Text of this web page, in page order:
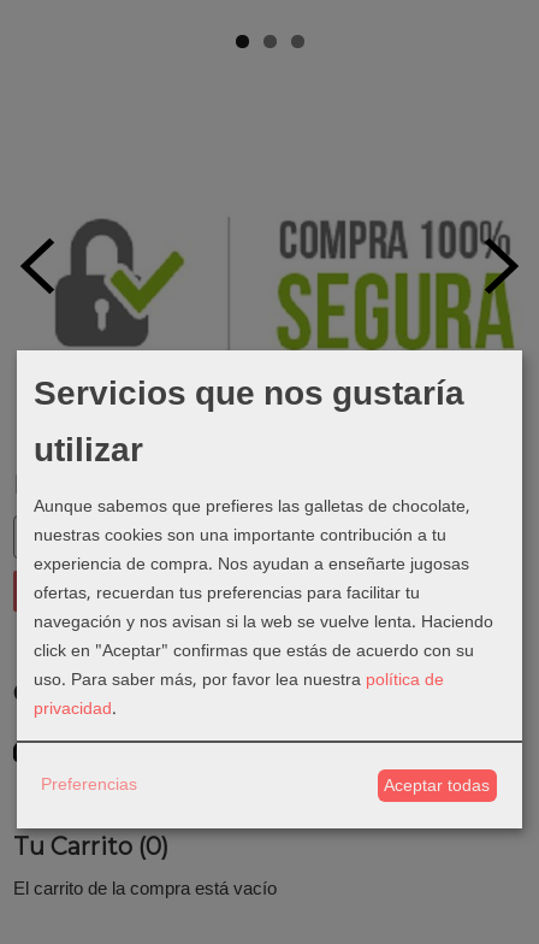
Costes de Envío
GRATIS *
Tu Carrito (0)
El carrito de la compra está vacío
Servicios que nos gustaría
utilizar
Aunque sabemos que prefieres las galletas de chocolate,
nuestras cookies son una importante contribución a tu
experiencia de compra. Nos ayudan a enseñarte jugosas
ofertas, recuerdan tus preferencias para facilitar tu
navegación y nos avisan si la web se vuelve lenta. Haciendo
click en "Aceptar" confirmas que estás de acuerdo con su
uso. Para saber más, por favor lea nuestra política de
privacidad.
Preferencias Aceptar todas